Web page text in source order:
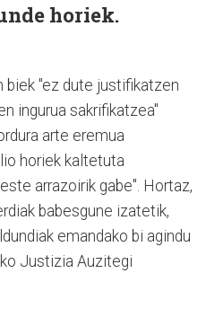
horiek.
biek "ez dute justifikatzen
ingurua sakrifikatzea"
arte eremua
horiek kaltetuta
arrazoirik gabe". Hortaz,
babesgune izatetik,
emandako bi agindu
Justizia Auzitegi